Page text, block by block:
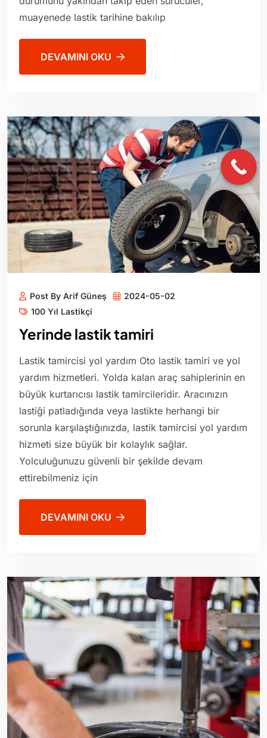
muayenede lastik tarihine bakılıp
DEVAMINI OKU
Post By Arif Güneş
2024-05-02
100 Yıl Lastikçi
Yerinde lastik tamiri
Lastik tamircisi yol yardım Oto lastik tamiri ve yol
yardım hizmetleri. Yolda kalan araç sahiplerinin en
büyük kurtarıcısı lastik tamircileridir. Aracınızın
lastiği patladığında veya lastikte herhangi bir
sorunla karşılaştığınızda, lastik tamircisi yol yardım
hizmeti size büyük bir kolaylık sağlar.
Yolculuğunuzu güvenli bir şekilde devam
ettirebilmeniz için
DEVAMINI OKU